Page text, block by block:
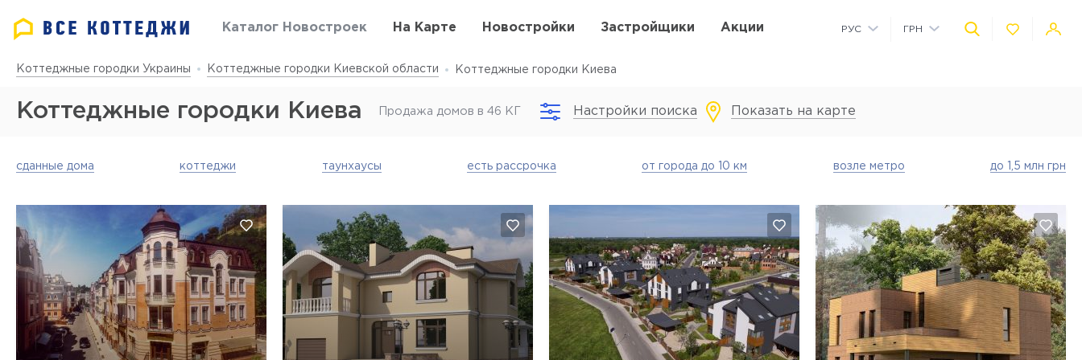
Каталог Новостроек На Карте Новостройки Застройщики Акции РУС ГРН
Коттеджные городки Украины Коттеджные городки Киевской области Коттеджные городки Киева
Коттеджные городки Киева Продажа домов в 46 КГ Настройки поиска Показать на карте
сданные дома коттеджи таунхаусы есть рассрочка от города до 10 км возле метро до 1,5 млн грн